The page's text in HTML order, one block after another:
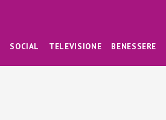
SOCIAL TELEVISIONE BENESSERE